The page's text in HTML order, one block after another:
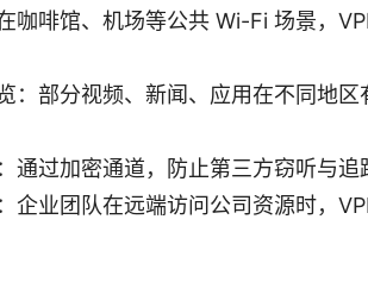
咖啡馆、机场等公共 Wi-Fi 场景，
：部分视频、新闻、应用在不同地
通过加密通道，防止第三方窃听与追
企业团队在远端访问公司资源时，